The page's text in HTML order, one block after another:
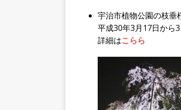
b
o
o
a
宇治市植物公園の枝垂
平成30年3月17日から
詳細はこらら